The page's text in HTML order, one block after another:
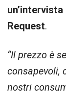
Request.
“Il prezzo è
consapevoli,
nostri